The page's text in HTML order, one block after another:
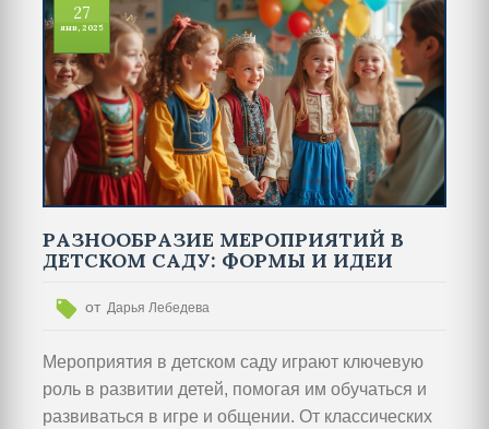
интересам. Также даны полезные советы для
проведения мероприятий, которые сделают их
запоминающимися и уникальными.
27
янв, 2025
РАЗНООБРАЗИЕ МЕРОПРИЯТИЙ В
ДЕТСКОМ САДУ: ФОРМЫ И ИДЕИ
от Дарья Лебедева
Мероприятия в детском саду играют ключевую
роль в развитии детей, помогая им обучаться и
развиваться в игре и общении. От классических